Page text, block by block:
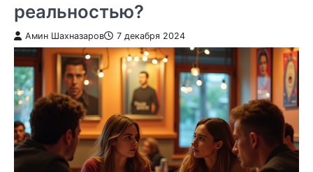
реальностью?
Амин Шахназаров 7 декабря 2024